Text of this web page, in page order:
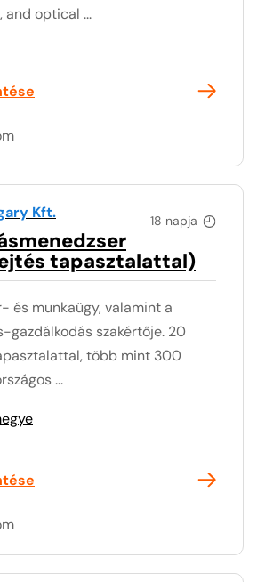
and optical ...
18 napja
Kft.
tapasztalattal)
és munkaügy, valamint a
gazdálkodás szakértője. 20
több mint 300
...